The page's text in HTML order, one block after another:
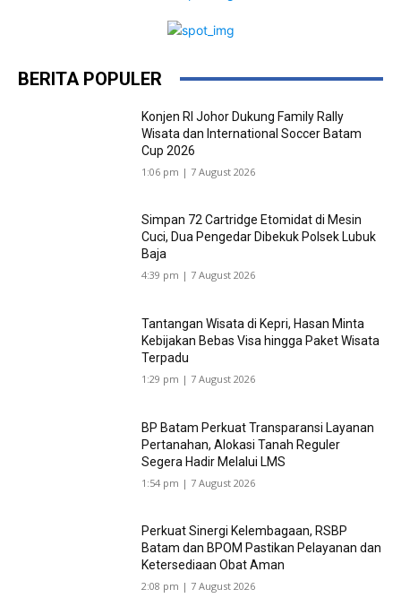
BERITA POPULER
Konjen RI Johor Dukung Family Rally
Wisata dan International Soccer Batam
Cup 2026
1:06 pm | 7 August 2026
Simpan 72 Cartridge Etomidat di Mesin
Cuci, Dua Pengedar Dibekuk Polsek Lubuk
Baja
4:39 pm | 7 August 2026
Tantangan Wisata di Kepri, Hasan Minta
Kebijakan Bebas Visa hingga Paket Wisata
Terpadu
1:29 pm | 7 August 2026
BP Batam Perkuat Transparansi Layanan
Pertanahan, Alokasi Tanah Reguler
Segera Hadir Melalui LMS
1:54 pm | 7 August 2026
Perkuat Sinergi Kelembagaan, RSBP
Batam dan BPOM Pastikan Pelayanan dan
Ketersediaan Obat Aman
2:08 pm | 7 August 2026